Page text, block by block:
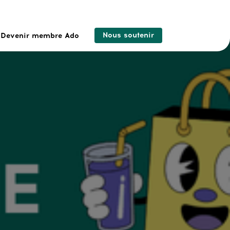
Devenir membre Ado Nous soutenir